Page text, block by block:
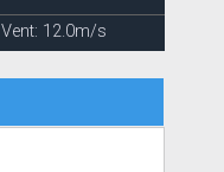
Vent: 12.0m/s